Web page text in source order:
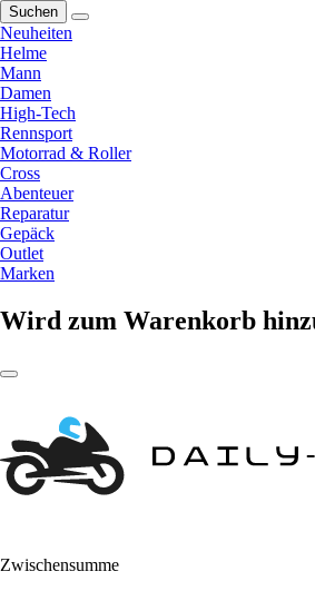
Suchen
Neuheiten
Helme
Mann
Damen
High-Tech
Rennsport
Motorrad & Roller
Cross
Abenteuer
Reparatur
Gepäck
Outlet
Marken
Wird zum Warenkorb
Zwischensumme